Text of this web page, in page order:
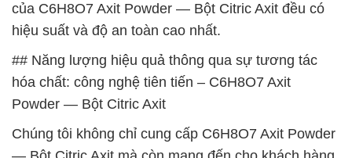
của C6H8O7 Axit Powder — Bột Citric Axit đều có
hiệu suất và độ an toàn cao nhất.
## Năng lượng hiệu quả thông qua sự tương tác
hóa chất: công nghệ tiên tiến – C6H8O7 Axit
Powder — Bột Citric Axit
Chúng tôi không chỉ cung cấp C6H8O7 Axit Powder